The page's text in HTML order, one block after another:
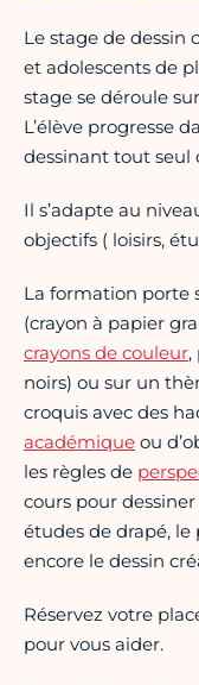
Le stage de dessin
et adolescents de
stage se déroule
L’élève progresse
dessinant tout seul
Il s’adapte au
objectifs ( loisirs,
La formation porte
(crayon à papier
crayons de couleur,
noirs) ou sur un
croquis avec des
académique ou
les règles de
cours pour
études de drapé, le
encore le dessin
Réservez votre
pour vous aider.